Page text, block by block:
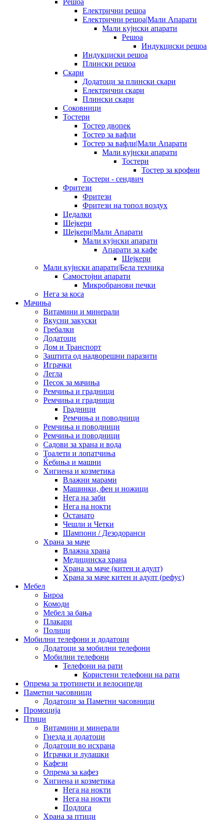
Електрични решоа
Електрични решоа|Мали Апарати
Мали кујнски апарати
Решоа
Индукциски решоа
Индукциски решоа
Плински решоа
Скари
Додатоци за плински скари
Електрични скари
Плински скари
Соковници
Тостери
Тостер двопек
Тостер за вафли
Тостер за вафли|Мали Апарати
Мали кујнски апарати
Тостери
Тостер за крофни
Тостери - сендвич
Фритези
Фритези
Фритези на топол воздух
Цедалки
Шејкери
Шејкери|Мали Апарати
Мали кујнски апарати
Апарати за кафе
Шејкери
Мали кујнски апарати|Бела техника
Самостојни апарати
Микробранови печки
Нега за коса
Мачиња
Витамини и минерали
Вкусни закуски
Гребалки
Додатоци
Дом и Транспорт
Заштита од надворешни паразити
Играчки
Легла
Песок за мачиња
Ремчиња и градници
Ремчиња и градници
Градници
Ремчиња и поводници
Ремчиња и поводници
Ремчиња и поводници
Садови за храна и вода
Тоалети и лопатчиња
Ќебиња и машни
Хигиена и козметика
Влажни марами
Машинки, фен и ножици
Нега на заби
Нега на нокти
Останато
Чешли и Четки
Шампони / Дезодоранси
Храна за маче
Влажна храна
Медицинска храна
Храна за маче (китен и адулт)
Храна за маче китен и адулт (рефус)
Мебел
Бироа
Комоди
Мебел за бања
Плакари
Полици
Мобилни телефони и додатоци
Додатоци за мобилни телефони
Мобилни телефони
Телефони на рати
Користени телефони на рати
Опрема за тротинети и велосипеди
Паметни часовници
Додатоци за Паметни часовници
Промоција
Птици
Витамини и минерали
Гнезда и додатоци
Додатоци во исхрана
Играчки и лулашки
Кафези
Опрема за кафез
Хигиена и козметика
Нега на нокти
Нега на нокти
Подлога
Храна за птици